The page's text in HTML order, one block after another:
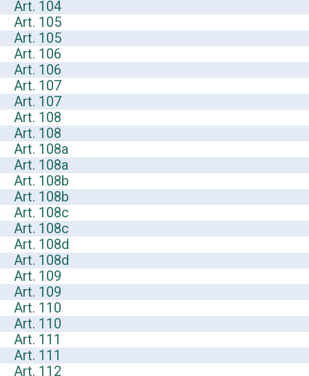
Art. 104
Art. 105
Art. 105
Art. 106
Art. 106
Art. 107
Art. 107
Art. 108
Art. 108
Art. 108a
Art. 108a
Art. 108b
Art. 108b
Art. 108c
Art. 108c
Art. 108d
Art. 108d
Art. 109
Art. 109
Art. 110
Art. 110
Art. 111
Art. 111
Art. 112